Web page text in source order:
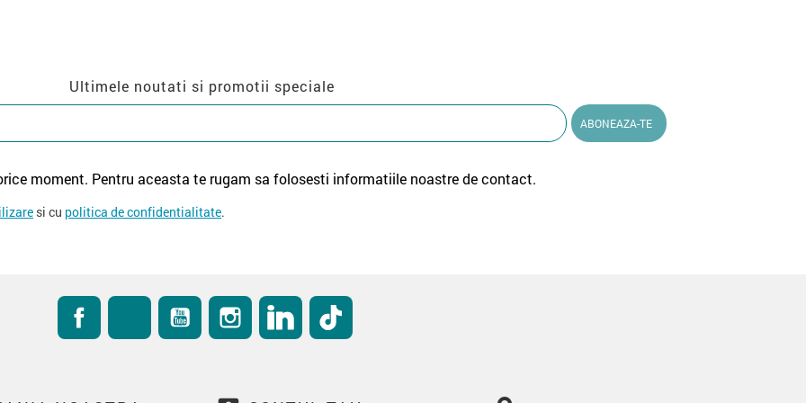
Ultimele noutati si promotii speciale
moment. Pentru aceasta te rugam sa folosesti informatiile noastre de contact.
si cu politica de confidentialitate.
FacebookRSS YouTube InstagramLinkedIn